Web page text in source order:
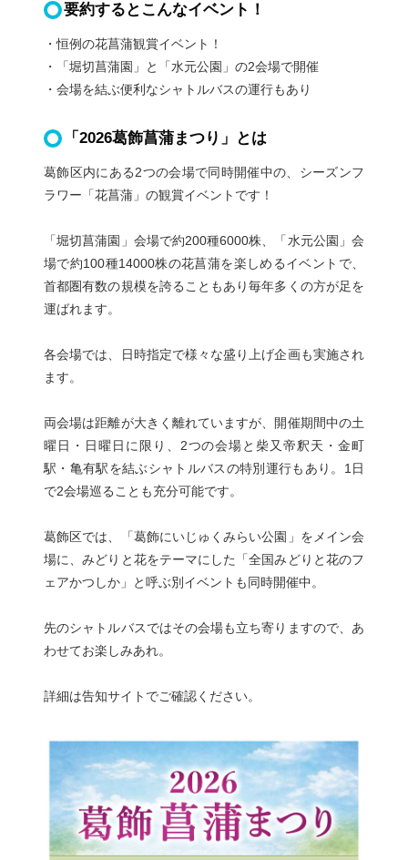
要約するとこんなイベント！
・恒例の花菖蒲観賞イベント！
・「堀切菖蒲園」と「水元公園」の2会場で開催
・会場を結ぶ便利なシャトルバスの運行もあり
「2026葛飾菖蒲まつり」とは
葛飾区内にある2つの会場で同時開催中の、シーズンフ
ラワー「花菖蒲」の観賞イベントです！
「堀切菖蒲園」会場で約200種6000株、「水元公園」会
場で約100種14000株の花菖蒲を楽しめるイベントで、
首都圏有数の規模を誇ることもあり毎年多くの方が足を
運ばれます。
各会場では、日時指定で様々な盛り上げ企画も実施され
ます。
両会場は距離が大きく離れていますが、開催期間中の土
曜日・日曜日に限り、2つの会場と柴又帝釈天・金町
駅・亀有駅を結ぶシャトルバスの特別運行もあり。1日
で2会場巡ることも充分可能です。
葛飾区では、「葛飾にいじゅくみらい公園」をメイン会
場に、みどりと花をテーマにした「全国みどりと花のフ
ェアかつしか」と呼ぶ別イベントも同時開催中。
先のシャトルバスではその会場も立ち寄りますので、あ
わせてお楽しみあれ。
詳細は告知サイトでご確認ください。